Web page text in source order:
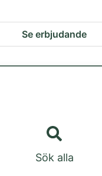
Se erbjudande
Sök alla